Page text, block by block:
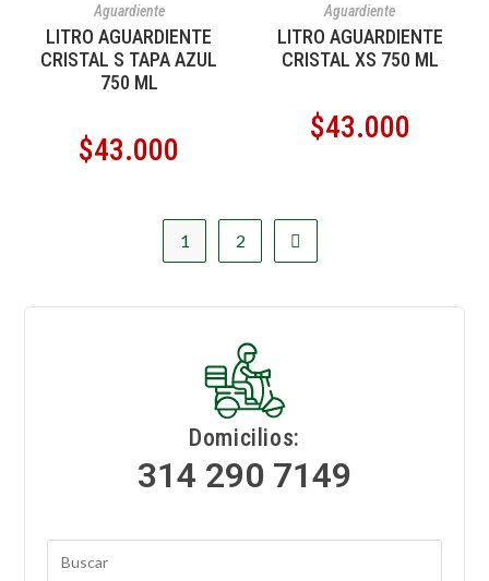
Aguardiente
LITRO AGUARDIENTE
CRISTAL S TAPA AZUL
750 ML
$43.000
Aguardiente
LITRO AGUARDIENTE
CRISTAL XS 750 ML
$43.000
1 2
Domicilios:
314 290 7149